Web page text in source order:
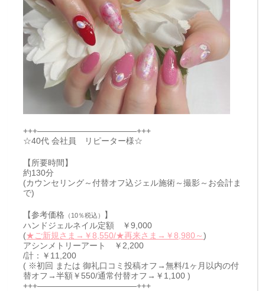
+++————————————+++
☆40代 会社員 リピーター様☆
【所要時間】
約130分
(カウンセリング～付替オフ込ジェル施術～撮影～お会計ま
で)
【参考価格 （10％税込）
】
ハンドジェルネイル定額 ￥9,000
(★ご新規さま→￥8,550/★再来さま→￥8,980～)
アシンメトリーアート ￥2,200
/計：￥11,200
( ※初回 または 御礼口コミ投稿オフ→無料/1ヶ月以内の付
替オフ→半額￥550/通常付替オフ→￥1,100 )
+++————————————+++